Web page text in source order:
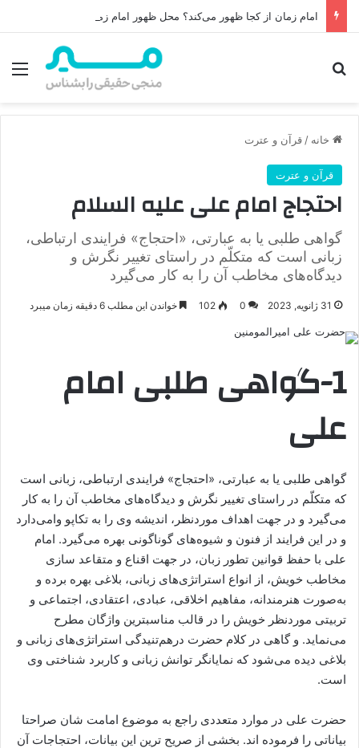
خانه /قرآن و عترت
قرآن و عترت
احتجاج امام علی علیه السلام
گواهی طلبی یا به عبارتی، «احتجاج» فرایندی ارتباطی،
زبانی است که متکلّم در راستای تغییر نگرش و
دیدگاه‌های مخاطب آن را به کار می‌گیرد
31 ژانویه, 2023 0
102 خواندن این مطلب 6 دقیقه زمان میبرد
1-گواهی طلبی امام
علی
گواهی طلبی یا به عبارتی، «احتجاج» فرایندی ارتباطی، زبانی است
که متکلّم در راستای تغییر نگرش و دیدگاه‌های مخاطب آن را به کار
می‌گیرد و در جهت اهداف موردنظر، اندیشه‌ وی را به تکاپو وا‌می‌دارد
و در این فرایند از فنون و شیوه‌های گوناگونی بهره می‌گیرد. امام
علی با حفظ قوانین تطور زبان، در جهت اقناع و متقاعد سازی
مخاطب خویش، از انواع استراتژی‌های زبانی، بلاغی بهره برده و
به‌صورت هنرمندانه، مفاهیم اخلاقی، عبادی، اعتقادی، اجتماعی و
تربیتی موردنظر خویش را در قالب مناسبترین واژگان مطرح
می‌نماید. و گاهی در کلام حضرت درهم‌تنیدگی استراتژی‌های زبانی و
بلاغی دیده می‌شود که نمایانگر توانش زبانی و کاربرد شناختی وی
است.
حضرت علی در موارد متعددی راجع به موضوع امامت شان صراحتا
بیاناتی را فرموده اند. بخشی از صریح ترین این بیانات، احتجاجات آن